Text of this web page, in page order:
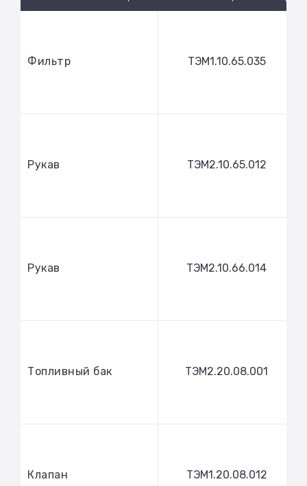
Фильтр ТЭМ1.10.65.035
Рукав ТЭМ2.10.65.012
Рукав ТЭМ2.10.66.014
Топливный бак ТЭМ2.20.08.001
Клапан ТЭМ1.20.08.012